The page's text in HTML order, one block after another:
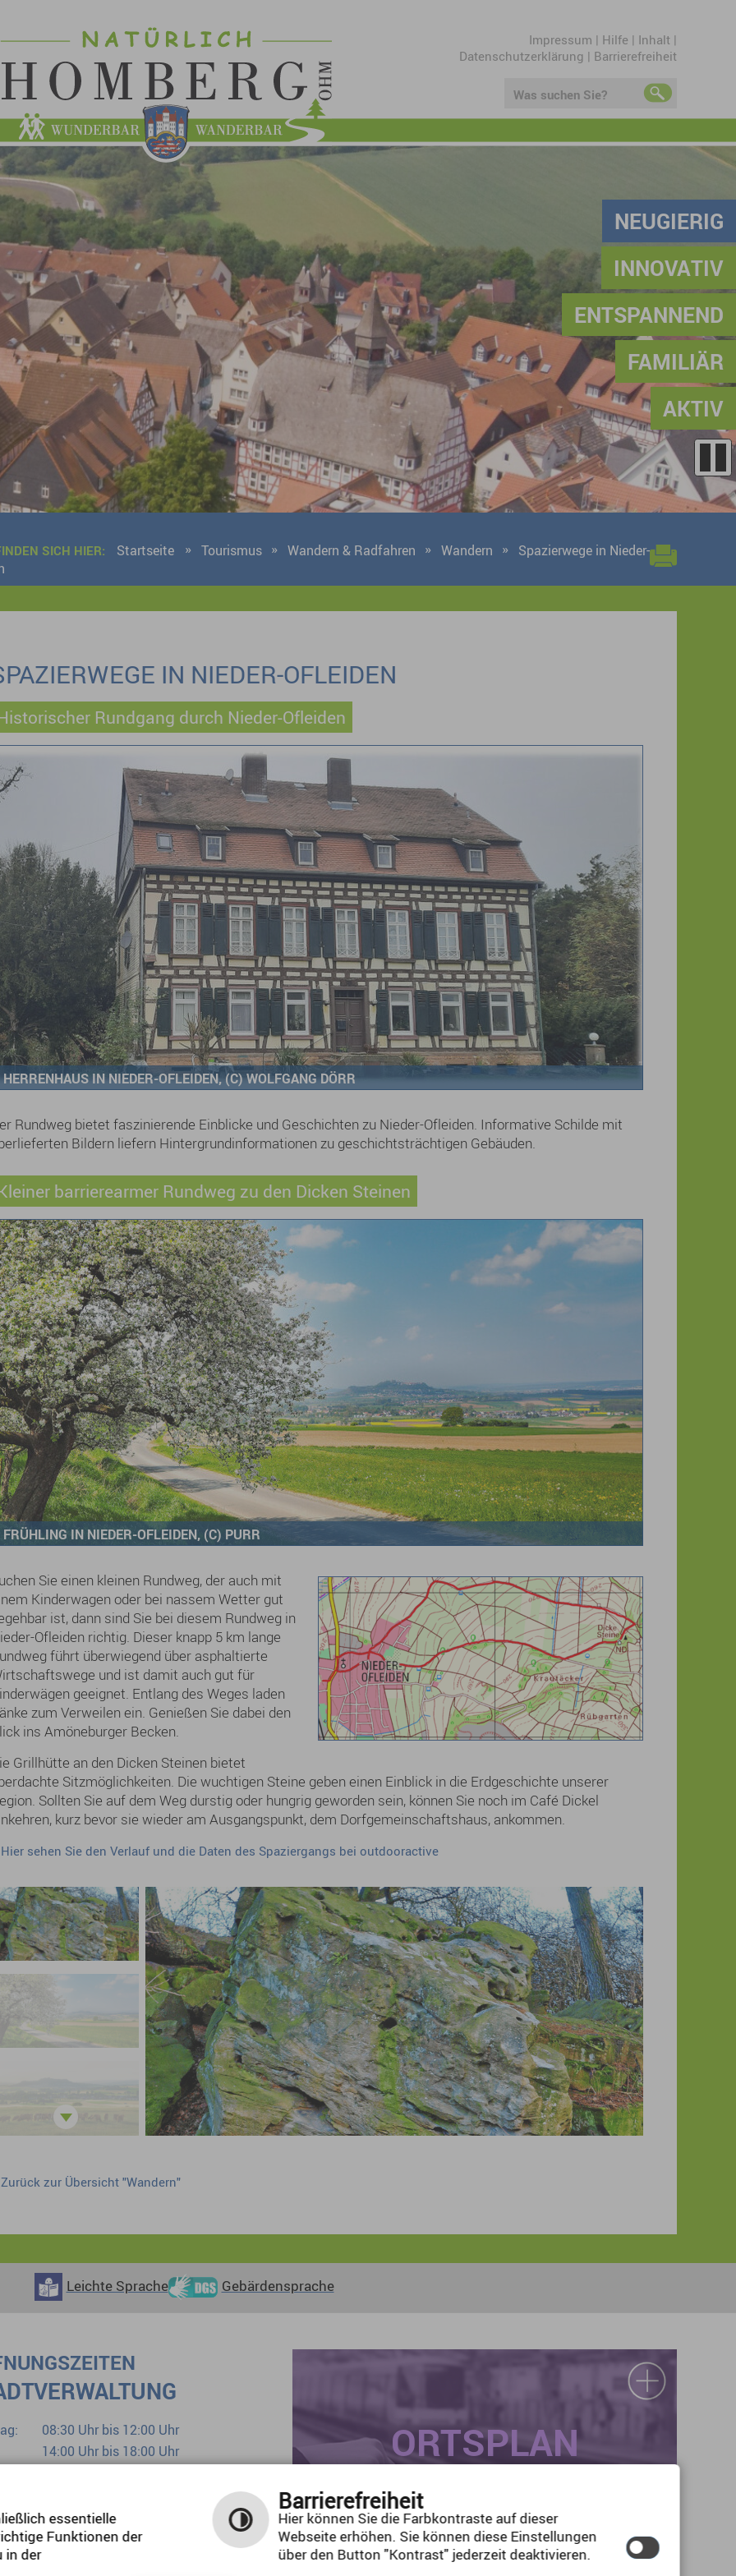
Impressum | Hilfe | Inhalt |
Datenschutzerklärung | Barrierefreiheit
Was suchen Sie?
NEUGIERIG
INNOVATIV
ENTSPANNEND
FAMILIÄR
AKTIV
SICH HIER: Startseite Tourismus Wandern & Radfahren Wandern
Spazierwege in Nieder-
IN NIEDER-OFLEIDEN
Rundgang durch Nieder-Ofleiden
HERRENHAUS IN NIEDER-OFLEIDEN, (C) WOLFGANG DÖRR
Rundweg bietet faszinierende Einblicke und Geschichten zu Nieder-Ofleiden. Informative Schilde mit
Bildern liefern Hintergrundinformationen zu geschichtsträchtigen Gebäuden.
barrierearmer Rundweg zu den Dicken Steinen
FRÜHLING IN NIEDER-OFLEIDEN, (C) PURR
Sie einen kleinen Rundweg, der auch mit
Kinderwagen oder bei nassem Wetter gut
ist, dann sind Sie bei diesem Rundweg in
Ofleiden richtig. Dieser knapp 5 km lange
führt überwiegend über asphaltierte
und ist damit auch gut für
geeignet. Entlang des Weges laden
zum Verweilen ein. Genießen Sie dabei den
ins Amöneburger Becken.
Grillhütte an den Dicken Steinen bietet
Sitzmöglichkeiten. Die wuchtigen Steine geben einen Einblick in die Erdgeschichte unserer
Sollten Sie auf dem Weg durstig oder hungrig geworden sein, können Sie noch im Café Dickel
kurz bevor sie wieder am Ausgangspunkt, dem Dorfgemeinschaftshaus, ankommen.
Hier sehen Sie den Verlauf und die Daten des Spaziergangs bei outdooractive
Zurück zur Übersicht "Wandern"
Leichte Sprache Gebärdensprache
08:30 Uhr bis 12:00 Uhr
14:00 Uhr bis 18:00 Uhr
08:30 Uhr bis 12:00 Uhr
08:30 Uhr bis 12:00 Uhr
ORTSPLAN
essentielle
Funktionen der
in der
Barrierefreiheit
Hier können Sie die Farbkontraste auf dieser
Webseite erhöhen. Sie können diese Einstellungen
über den Button "Kontrast" jederzeit deaktivieren.